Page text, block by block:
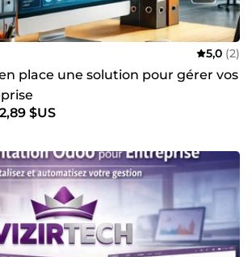
5,0 (2)
place une solution pour gérer vos
$US